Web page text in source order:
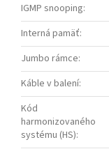
IGMP snooping:
Interná pamäť:
Jumbo rámce:
Káble v balení:
Kód
harmonizovaného
systému (HS):